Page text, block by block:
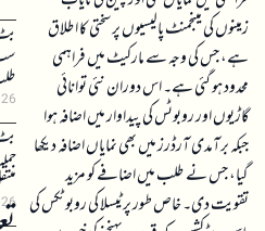
زمینوں کی مینجمنٹ پالیسیوں پر سختی کا اطلاق
ہے، جس کی وجہ سے مارکیٹ میں فراہمی
محدود ہو گئی ہے۔ اس دوران نئی توانائی
گاڑیوں اور روبوٹس کی پیداوار میں اضافہ ہوا
جبکہ برآمدی آرڈرز میں بھی نمایاں اضافہ دیکھا
گیا، جس نے طلب میں اضافے کو مزید
تقویت دی۔ خاص طور پر ٹیسلا کی روبوٹکس کی